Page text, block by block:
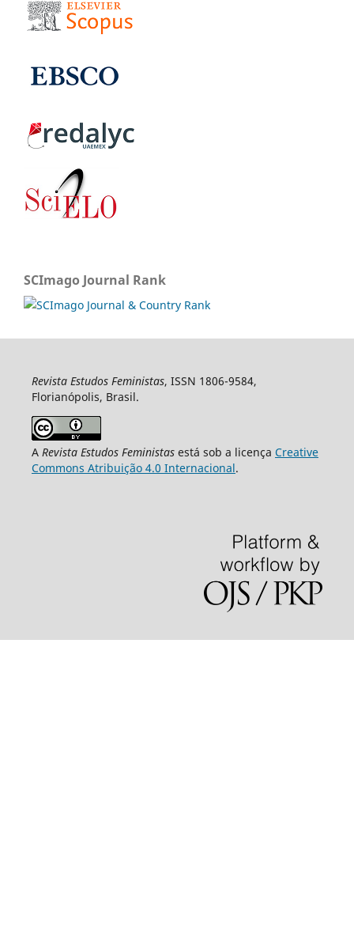
SCImago Journal Rank
Revista Estudos Feministas, ISSN 1806-9584,
Florianópolis, Brasil.
A Revista Estudos Feministasestá sob a licença Creative
Commons Atribuição 4.0 Internacional.